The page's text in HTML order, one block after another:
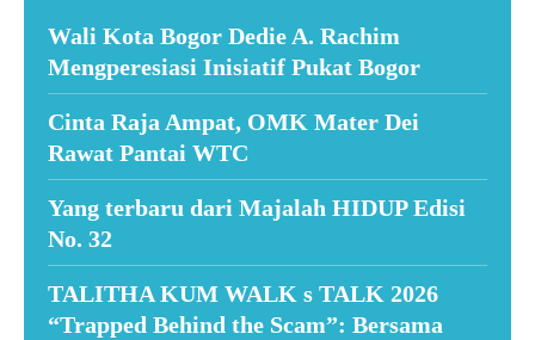
Wali Kota Bogor Dedie A. Rachim
Mengperesiasi Inisiatif Pukat Bogor
Cinta Raja Ampat, OMK Mater Dei
Rawat Pantai WTC
Yang terbaru dari Majalah HIDUP Edisi
No. 32
TALITHA KUM WALK s TALK 2026
“Trapped Behind the Scam”: Bersama